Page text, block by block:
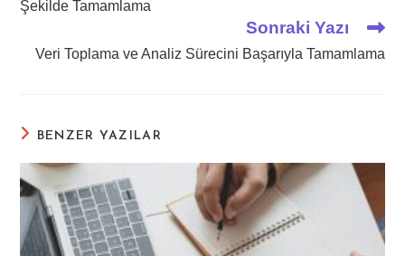
Şekilde Tamamlama
Sonraki Yazı
Veri Toplama ve Analiz Sürecini Başarıyla Tamamlama
BENZER YAZILAR